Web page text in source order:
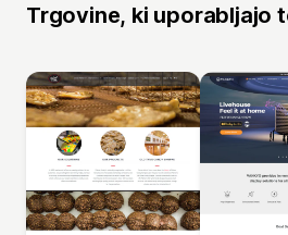
Trgovine, ki uporabljajo